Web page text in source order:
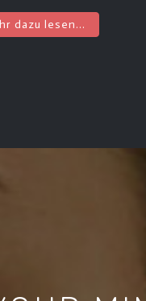
dazu lesen...